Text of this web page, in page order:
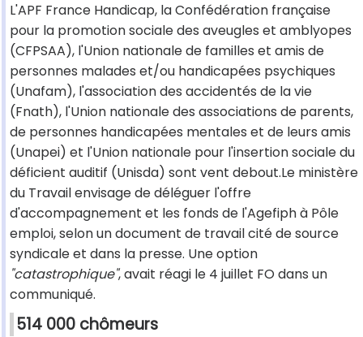
L'APF France Handicap, la Confédération française
pour la promotion sociale des aveugles et amblyopes
(CFPSAA), l'Union nationale de familles et amis de
personnes malades et/ou handicapées psychiques
(Unafam), l'association des accidentés de la vie
(Fnath), l'Union nationale des associations de parents,
de personnes handicapées mentales et de leurs amis
(Unapei) et l'Union nationale pour l'insertion sociale du
déficient auditif (Unisda) sont vent debout.Le ministère
du Travail envisage de déléguer l'offre
d'accompagnement et les fonds de l'Agefiph à Pôle
emploi, selon un document de travail cité de source
syndicale et dans la presse. Une option
"catastrophique", avait réagi le 4 juillet FO dans un
communiqué.
514 000 chômeurs